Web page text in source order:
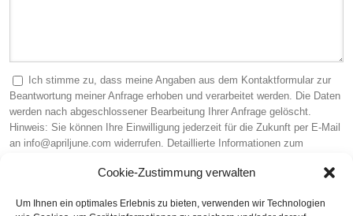
Cookie-Zustimmung verwalten
Um Ihnen ein optimales Erlebnis zu bieten, verwenden wir Technologien
Ich stimme zu, dass meine Angaben aus dem Kontaktformular zur
Beantwortung meiner Anfrage erhoben und verarbeitet werden. Die Daten
werden nach abgeschlossener Bearbeitung Ihrer Anfrage gelöscht.
Hinweis: Sie können Ihre Einwilligung jederzeit für die Zukunft per E-Mail
an info@apriljune.com widerrufen. Detaillierte Informationen zum